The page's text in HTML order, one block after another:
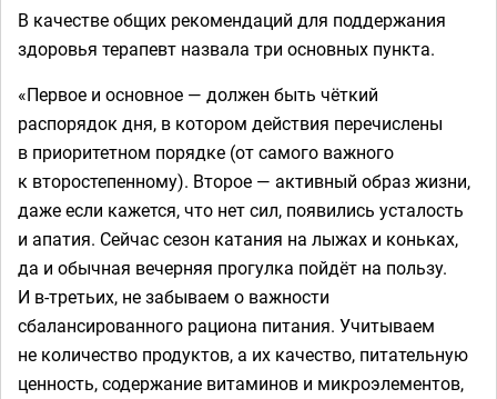
В качестве общих рекомендаций для поддержания
здоровья терапевт назвала три основных пункта.
«Первое и основное — должен быть чёткий
распорядок дня, в котором действия перечислены
в приоритетном порядке (от самого важного
к второстепенному). Второе — активный образ жизни,
даже если кажется, что нет сил, появились усталость
и апатия. Сейчас сезон катания на лыжах и коньках,
да и обычная вечерняя прогулка пойдёт на пользу.
И в-третьих, не забываем о важности
сбалансированного рациона питания. Учитываем
не количество продуктов, а их качество, питательную
ценность, содержание витаминов и микроэлементов,